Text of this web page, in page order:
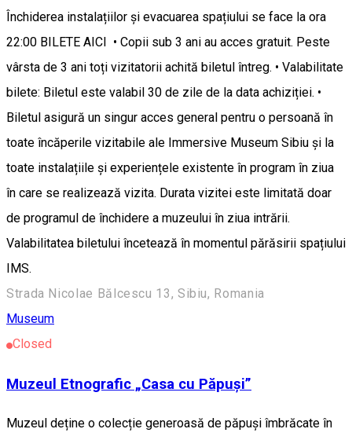
Închiderea instalațiilor și evacuarea spațiului se face la ora
22:00 BILETE AICI • Copii sub 3 ani au acces gratuit. Peste
vârsta de 3 ani toți vizitatorii achită biletul întreg. • Valabilitate
bilete: Biletul este valabil 30 de zile de la data achiziției. •
Biletul asigură un singur acces general pentru o persoană în
toate încăperile vizitabile ale Immersive Museum Sibiu și la
toate instalațiile și experiențele existente în program în ziua
în care se realizează vizita. Durata vizitei este limitată doar
de programul de închidere a muzeului în ziua intrării.
Valabilitatea biletului încetează în momentul părăsirii spațiului
IMS.
Strada Nicolae Bălcescu 13, Sibiu, Romania
Museum
Closed
Muzeul Etnografic „Casa cu Păpuși”
Muzeul deține o colecție generoasă de păpuși îmbrăcate în